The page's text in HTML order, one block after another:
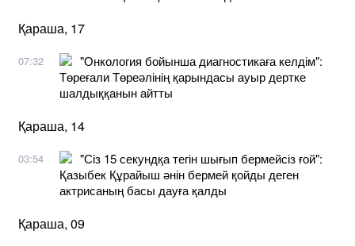
Қараша, 17
07:32
"Онкология бойынша диагностикаға келдім":
Төреғали Төреәлінің қарындасы ауыр дертке
шалдыққанын айтты
Қараша, 14
03:54
"Сіз 15 секундқа тегін шығып бермейсіз ғой":
Қазыбек Құрайыш әнін бермей қойды деген
актрисаның басы дауға қалды
Қараша, 09